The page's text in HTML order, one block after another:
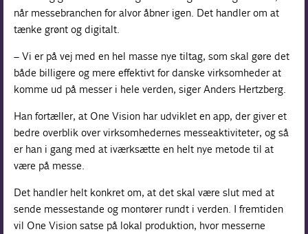
når messebranchen for alvor åbner igen. Det handler om at
tænke grønt og digitalt.
– Vi er på vej med en hel masse nye tiltag, som skal gøre det
både billigere og mere effektivt for danske virksomheder at
komme ud på messer i hele verden, siger Anders Hertzberg.
Han fortæller, at One Vision har udviklet en app, der giver et
bedre overblik over virksomhedernes messeaktiviteter, og så
er han i gang med at iværksætte en helt nye metode til at
være på messe.
Det handler helt konkret om, at det skal være slut med at
sende messestande og montører rundt i verden. I fremtiden
vil One Vision satse på lokal produktion, hvor messerne